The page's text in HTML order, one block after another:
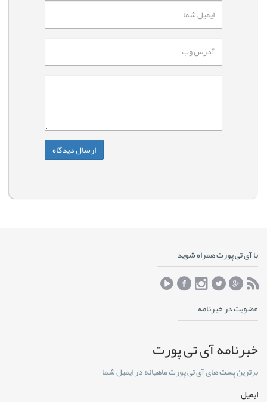
با آی تی پورت همراه شوید
عضویت در خبرنامه
خبرنامه آی تی پورت
برترین پست های آی تی پورت ماهیانه در ایمیل شما
ایمیل